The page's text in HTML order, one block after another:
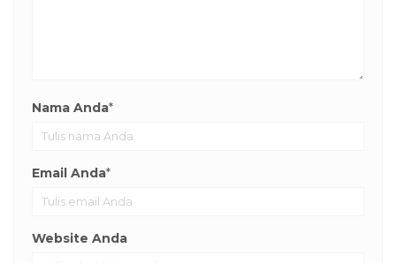
Nama Anda*
Email Anda*
Website Anda